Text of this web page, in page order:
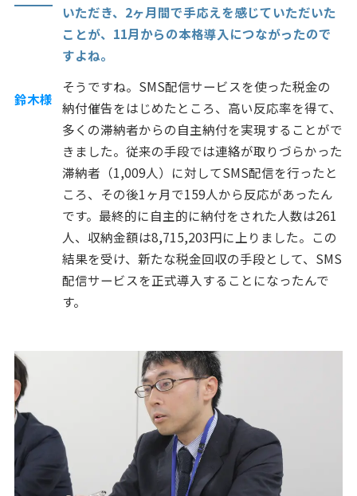
いただき、2ヶ月間で手応えを感じていただいた
ことが、11月からの本格導入につながったので
すよね。
鈴木様
そうですね。SMS配信サービスを使った税金の
納付催告をはじめたところ、高い反応率を得て、
多くの滞納者からの自主納付を実現することがで
きました。従来の手段では連絡が取りづらかった
滞納者（1,009人）に対してSMS配信を行ったと
ころ、その後1ヶ月で159人から反応があったん
です。最終的に自主的に納付をされた人数は261
人、収納金額は8,715,203円に上りました。この
結果を受け、新たな税金回収の手段として、SMS
配信サービスを正式導入することになったんで
す。